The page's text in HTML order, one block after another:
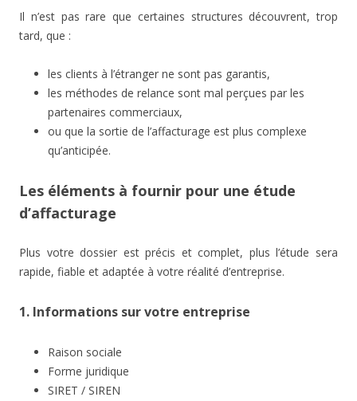
Il n’est pas rare que certaines structures découvrent, trop
tard, que :
les clients à l’étranger ne sont pas garantis,
les méthodes de relance sont mal perçues par les
partenaires commerciaux,
ou que la sortie de l’affacturage est plus complexe
qu’anticipée.
Les éléments à fournir pour une étude
d’affacturage
Plus votre dossier est précis et complet, plus l’étude sera
rapide, fiable et adaptée à votre réalité d’entreprise.
1. Informations sur votre entreprise
Raison sociale
Forme juridique
SIRET / SIREN